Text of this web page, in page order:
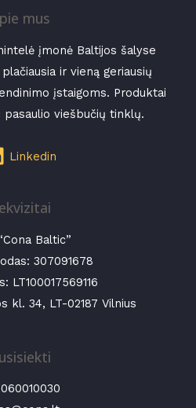
mus
įmonė Baltijos šalyse
ir vieną geriausių
įstaigoms. Produktai
pasaulio viešbučių tinklų.
Linkedin
Baltic”
307091678
LT100017569116
kl. 34, LT-02187 Vilnius